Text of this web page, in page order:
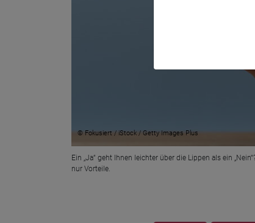
© Fokusiert / iStock / Getty Images Plus
Ein „Ja“ geht Ihnen leichter über die Lippen als ein
nur Vorteile.